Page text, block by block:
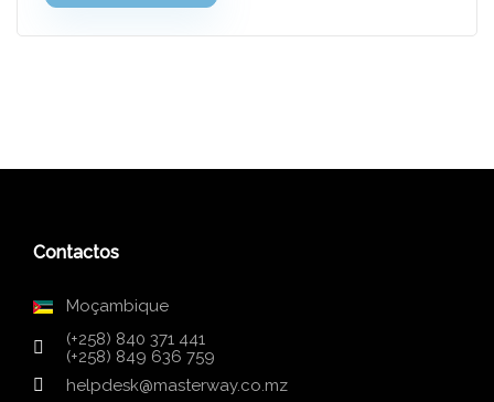
Contactos
Moçambique
(+258) 840 371 441
(+258) 849 636 759
helpdesk@masterway.co.mz